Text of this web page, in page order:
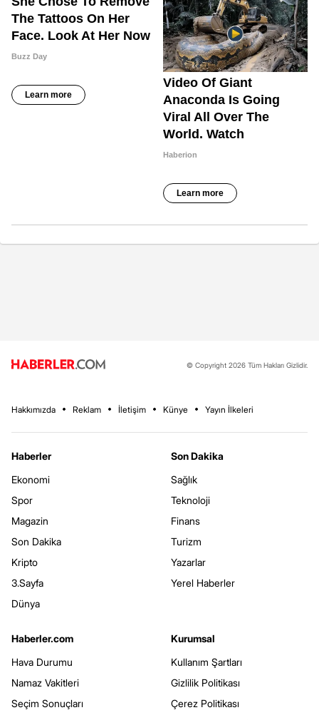
© Copyright 2026 Tüm Hakları Gizlidir.
Hakkımızda Reklam İletişim Künye Yayın İlkeleri
Haberler
Ekonomi
Spor
Magazin
Son Dakika
Kripto
3.Sayfa
Dünya
Son Dakika
Sağlık
Teknoloji
Finans
Turizm
Yazarlar
Yerel Haberler
Haberler.com
Hava Durumu
Namaz Vakitleri
Seçim Sonuçları
Kurumsal
Kullanım Şartları
Gizlilik Politikası
Çerez Politikası